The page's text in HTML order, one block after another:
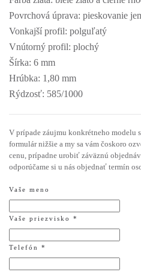
Povrchová úprava: pieskovanie
Vonkajší profil: polguľatý
Vnútorný profil: plochý
Šírka: 6 mm
Hrúbka: 1,80 mm
Rýdzosť: 585/1000
V prípade záujmu konkrétneho modelu
formulár nižšie a my sa vám čoskoro
cenu, prípadne urobiť záväznú
odporúčame si u nás objednať termín
Vaše meno
Vaše priezvisko *
Telefón *